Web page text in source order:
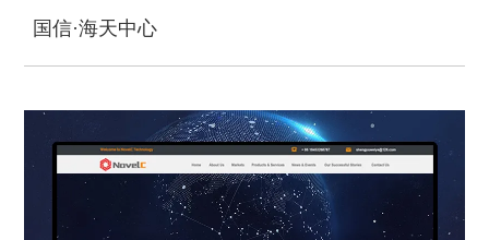
国信·海天中心